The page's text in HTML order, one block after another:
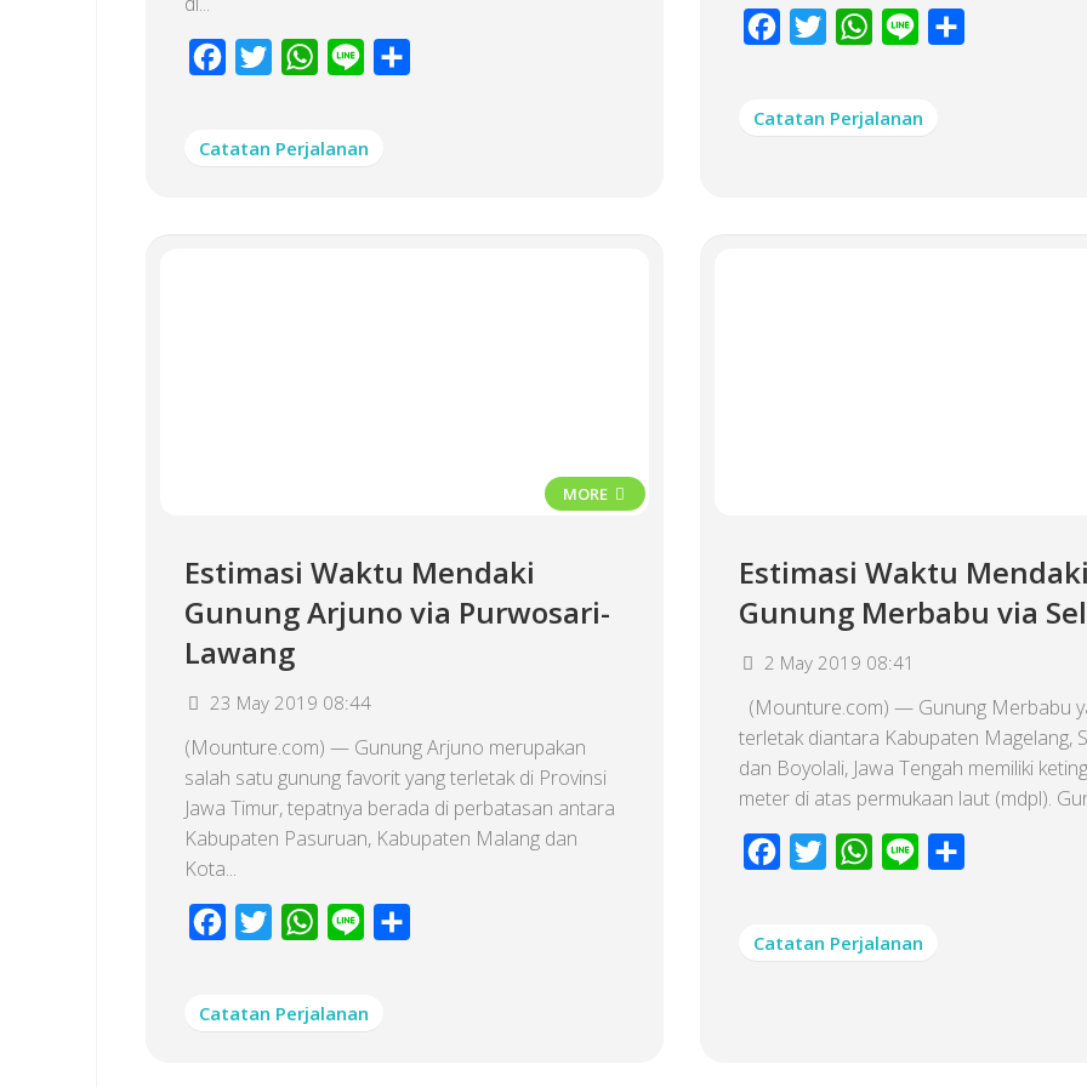
Facebook
Twitter WhatsApp
Line
Catatan Perjalanan
Facebook
Twitter WhatsApp
Line
Catatan Perjalanan
MORE
Estimasi Waktu Mendaki
Gunung Arjuno via Purwosari-
Lawang
23 May 2019 08:44
(Mounture.com) — Gunung Arjuno merupakan
salah satu gunung favorit yang terletak di Provinsi
Jawa Timur, tepatnya berada di perbatasan antara
Kabupaten Pasuruan, Kabupaten Malang dan
Kota...
Facebook
Twitter WhatsApp
Line
Catatan Perjalanan
Estimasi Waktu
Gunung Merbabu via
2 May 2019 08:41
(Mounture.com) — Gunung Merbabu
terletak diantara Kabupaten Magelang,
dan Boyolali, Jawa Tengah memiliki
meter di atas permukaan laut (mdpl).
Facebook
Twitter WhatsApp
Line
Catatan Perjalanan